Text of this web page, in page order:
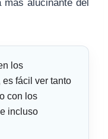
más alucinante del
los
fácil ver tanto
con los
incluso